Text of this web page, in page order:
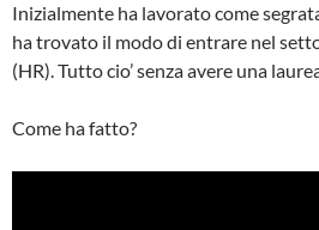
Inizialmente ha lavorato come
ha trovato il modo di entrare nel
(HR). Tutto cio’ senza avere una
Come ha fatto?